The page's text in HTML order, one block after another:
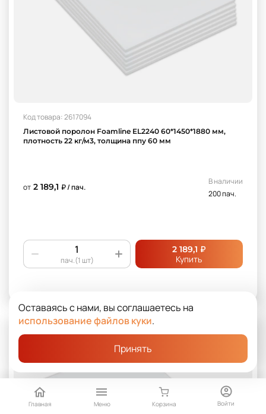
Главная Меню Корзина Войти
Код товара: 2617094
Листовой поролон Foamline EL2240 60*1450*1880 мм,
плотность 22 кг/м3, толщина ппу 60 мм
от 2 189,1 ₽ / пач.
В наличии
200 пач.
пач.(1 шт)
2 189,1 ₽
Купить
Оставаясь с нами, вы соглашаетесь на
использование файлов куки.
Принять